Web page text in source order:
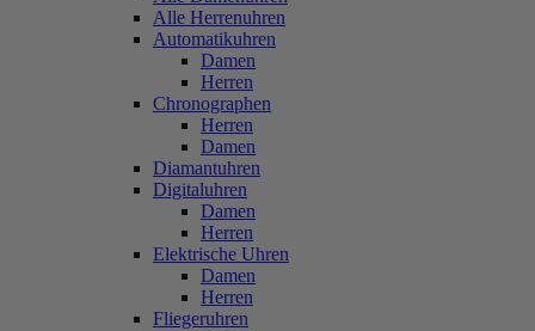
Alle Herrenuhren
Automatikuhren
Damen
Herren
Chronographen
Herren
Damen
Diamantuhren
Digitaluhren
Damen
Herren
Elektrische Uhren
Damen
Herren
Fliegeruhren